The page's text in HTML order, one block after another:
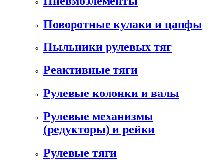
Поворотные кулаки и цапфы
Пыльники рулевых тяг
Реактивные тяги
Рулевые колонки и валы
Рулевые механизмы
(редукторы) и рейки
Рулевые тяги